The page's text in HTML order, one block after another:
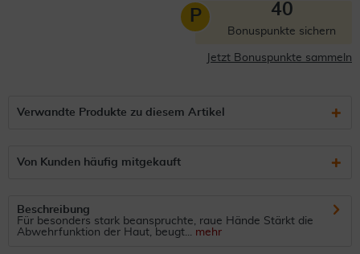
P 40
Bonuspunkte sichern
Jetzt Bonuspunkte sammeln
Verwandte Produkte zu diesem Artikel
Von Kunden häufig mitgekauft
Beschreibung
Für besonders stark beanspruchte, raue Hände Stärkt die
Abwehrfunktion der Haut, beugt... mehr